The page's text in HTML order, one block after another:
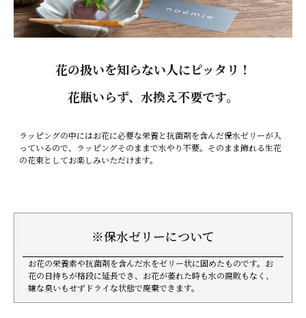
花の扱いを知らない人にピッタリ！
花瓶いらず、水換え不要です。
ラッピングの中にはお花に必要な栄養と抗菌剤を含んだ保水ゼリーが入
っているので、ラッピングそのままで水やり不要。そのまま飾れる生花
の花束としてお楽しみいただけます。
※保水ゼリーについて
お花の栄養素や抗菌剤を含んだ水をゼリー状に固めたものです。お
花の日持ちが格段に延長でき、お花が萎れた時も水の腐敗もなく、
嫌な臭いもせずドライな状態で廃棄できます。